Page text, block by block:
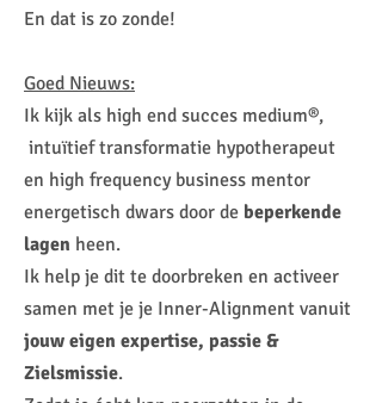
En dat is zo zonde!
Goed Nieuws:
Ik kijk als high end succes medium®,
intuïtief transformatie hypotherapeut
en high frequency business mentor
energetisch dwars door de beperkende
lagen heen.
Ik help je dit te doorbreken en activeer
samen met je je Inner-Alignment vanuit
jouw eigen expertise, passie &
Zielsmissie.